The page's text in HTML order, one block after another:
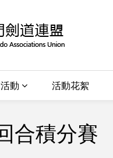
動 活動花絮
合積分賽